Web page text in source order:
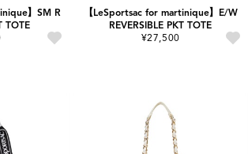
】SM R
TOTE
【LeSportsac for martinique】E/W
REVERSIBLE PKT TOTE
¥27,500